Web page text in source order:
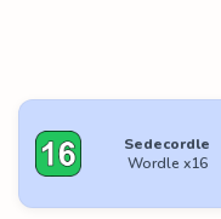
Sedecordle
Wordle x16